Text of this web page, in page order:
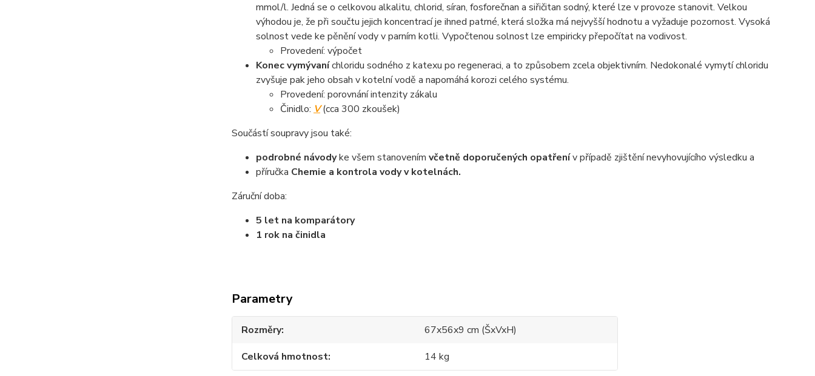
mmol/l. Jedná se o celkovou alkalitu, chlorid, síran, fosforečnan a siřičitan sodný, které lze v provoze stanovit. Velkou
výhodou je, že při součtu jejich koncentrací je ihned patrné, která složka má nejvyšší hodnotu a vyžaduje pozornost. Vysoká
solnost vede ke pěnění vody v parním kotli. Vypočtenou solnost lze empiricky přepočítat na vodivost.
Provedení: výpočet
Konec vymývaníchloridu sodného z katexu po regeneraci, a to způsobem zcela objektivním. Nedokonalé vymytí chloridu
zvyšuje pak jeho obsah v kotelní vodě a napomáhá korozi celého systému.
Provedení: porovnání intenzity zákalu
Činidlo: V(cca 300 zkoušek)
Součástí soupravy jsou také:
podrobné návodyke všem stanovením včetně doporučených opatřenív případě zjištění nevyhovujícího výsledku a
příručka Chemie a kontrola vody v kotelnách.
Záruční doba:
5 let na komparátory
1 rok na činidla
Parametry
Rozměry
67x56x9 cm (ŠxVxH)
Celková hmotnost
14 kg